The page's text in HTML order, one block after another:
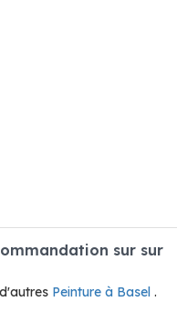
sur sur
Peinture à Basel .